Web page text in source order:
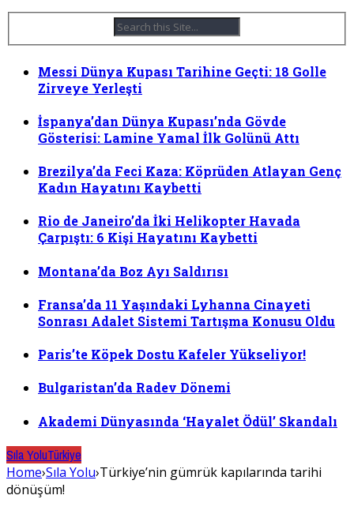
Messi Dünya Kupası Tarihine Geçti: 18 Golle
Zirveye Yerleşti
İspanya’dan Dünya Kupası’nda Gövde
Gösterisi: Lamine Yamal İlk Golünü Attı
Brezilya’da Feci Kaza: Köprüden Atlayan Genç
Kadın Hayatını Kaybetti
Rio de Janeiro’da İki Helikopter Havada
Çarpıştı: 6 Kişi Hayatını Kaybetti
Montana’da Boz Ayı Saldırısı
Fransa’da 11 Yaşındaki Lyhanna Cinayeti
Sonrası Adalet Sistemi Tartışma Konusu Oldu
Paris’te Köpek Dostu Kafeler Yükseliyor!
Bulgaristan’da Radev Dönemi
Akademi Dünyasında ‘Hayalet Ödül’ Skandalı
Sıla YoluTürkiye
Home›Sıla Yolu›Türkiye’nin gümrük kapılarında tarihi
dönüşüm!